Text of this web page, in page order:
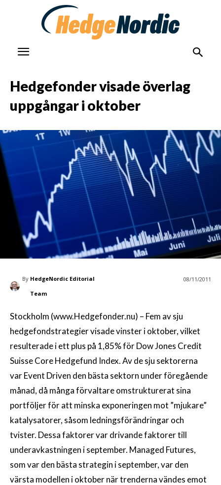
Hedgefonder visade överlag
uppgångar i oktober
By HedgeNordic Editorial
Team
08/11/2011
Stockholm (www.Hedgefonder.nu) – Fem av sju
hedgefondstrategier visade vinster i oktober, vilket
resulterade i ett plus på 1,85% för Dow Jones Credit
Suisse Core Hedgefund Index. Av de sju sektorerna
var Event Driven den bästa sektorn under föregående
månad, då många förvaltare omstrukturerat sina
portföljer för att minska exponeringen mot ”mjukare”
katalysatorer, såsom ledningsförändringar och
tvister. Dessa faktorer var drivande faktorer till
underavkastningen i september. Managed Futures,
som var den bästa strategin i september, var den
värsta modellen i oktober när trenderna vändes emot